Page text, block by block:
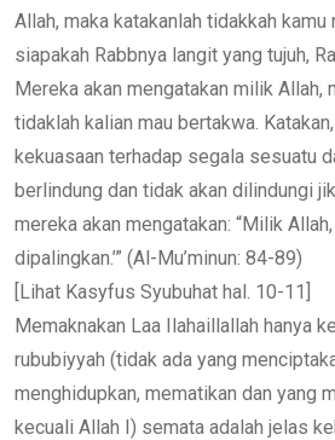
Allah, maka katakanlah tidakkah kamu
siapakah Rabbnya langit yang tujuh,
Mereka akan mengatakan milik Allah,
tidaklah kalian mau bertakwa.
kekuasaan terhadap segala sesuatu
berlindung dan tidak akan dilindungi
mereka akan mengatakan: “Milik
dipalingkan.’” (Al-Mu’minun: 84-89)
[Lihat Kasyfus Syubuhat hal. 10-11]
Memaknakan Laa Ilahaillallah hanya
rububiyyah (tidak ada yang
menghidupkan, mematikan dan yang
kecuali Allah I) semata adalah jelas